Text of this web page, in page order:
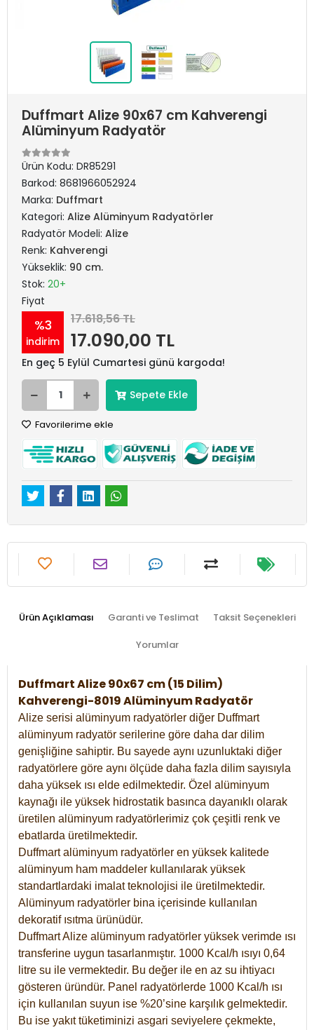
Duffmart Alize 90x67 cm Kahverengi
Alüminyum Radyatör
Ürün Kodu: DR85291
Barkod: 8681966052924
Marka: Duffmart
Kategori: Alize Alüminyum Radyatörler
Radyatör Modeli: Alize
Renk: Kahverengi
Yükseklik: 90 cm.
Stok: 20+
Fiyat
%3
indirim
17.618,56 TL
17.090,00 TL
En geç 5 Eylül Cumartesi günü kargoda!
Sepete Ekle
Favorilerime ekle
Ürün Açıklaması Garanti ve Teslimat Taksit Seçenekleri
Yorumlar
Duffmart Alize 90x67 cm (15 Dilim)
Kahverengi-8019 Alüminyum Radyatör
Alize serisi alüminyum radyatörler diğer Duffmart
alüminyum radyatör serilerine göre daha dar dilim
genişliğine sahiptir. Bu sayede aynı uzunluktaki diğer
radyatörlere göre aynı ölçüde daha fazla dilim sayısıyla
daha yüksek ısı elde edilmektedir. Özel alüminyum
kaynağı ile yüksek hidrostatik basınca dayanıklı olarak
üretilen alüminyum radyatörlerimiz çok çeşitli renk ve
ebatlarda üretilmektedir.
Duffmart alüminyum radyatörler en yüksek kalitede
alüminyum ham maddeler kullanılarak yüksek
standartlardaki imalat teknolojisi ile üretilmektedir.
Alüminyum radyatörler bina içerisinde kullanılan
dekoratif ısıtma ürünüdür.
Duffmart Alize alüminyum radyatörler yüksek verimde ısı
transferine uygun tasarlanmıştır. 1000 Kcal/h ısıyı 0,64
litre su ile vermektedir. Bu değer ile en az su ihtiyacı
gösteren üründür. Panel radyatörlerde 1000 Kcal/h ısı
için kullanılan suyun ise %20’sine karşılık gelmektedir.
Bu ise yakıt tüketiminizi asgari seviyelere çekmekte,